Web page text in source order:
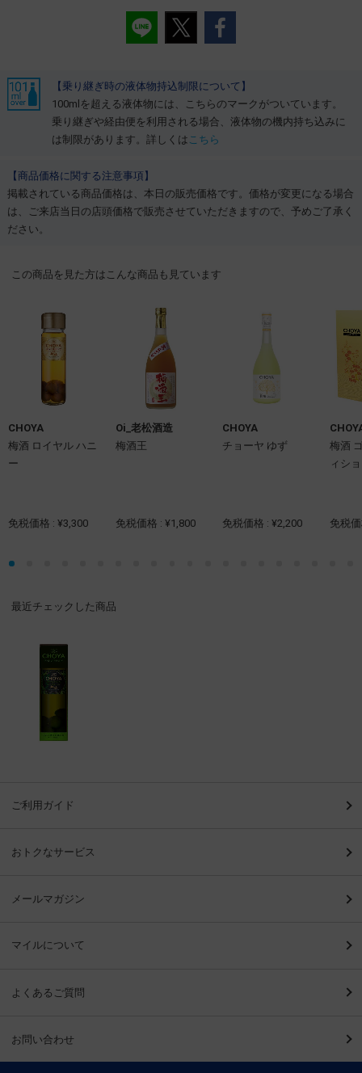
【乗り継ぎ時の液体物持込制限について】
100mlを超える液体物には、こちらのマークがついています。
乗り継ぎや経由便を利用される場合、液体物の機内持ち込みに
は制限があります。詳しくは こちら
【商品価格に関する注意事項】
掲載されている商品価格は、本日の販売価格です。価格が変更になる場合
は、ご来店当日の店頭価格で販売させていただきますので、予めご了承く
ださい。
この商品を見た方はこんな商品も見ています
CHOYA
梅酒 ロイヤル ハニ
ー
免税価格 : ¥3,300
Oi_老松酒造
梅酒王
免税価格 : ¥1,800
CHOYA
チョーヤ ゆず
免税価格 : ¥2,200
梅酒
ィシ
免税
最近チェックした商品
ご利用ガイド
おトクなサービス
メールマガジン
マイルについて
よくあるご質問
お問い合わせ